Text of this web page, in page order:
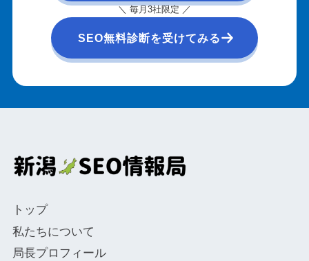
＼ 毎月3社限定 ／
SEO無料診断を受けてみる
トップ
私たちについて
局長プロフィール